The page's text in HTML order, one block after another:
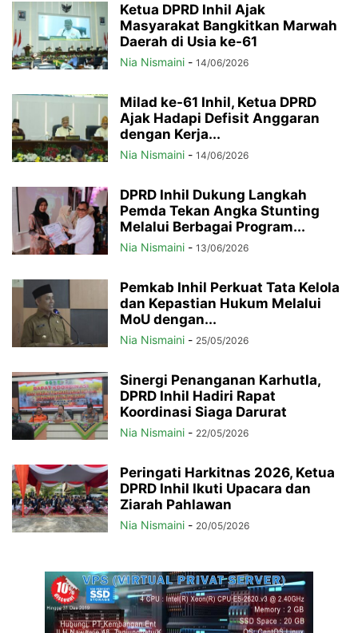
Ketua DPRD Inhil Ajak
Masyarakat Bangkitkan Marwah
Daerah di Usia ke-61
Nia Nismaini - 14/06/2026
Milad ke-61 Inhil, Ketua DPRD
Ajak Hadapi Defisit Anggaran
dengan Kerja...
Nia Nismaini - 14/06/2026
DPRD Inhil Dukung Langkah
Pemda Tekan Angka Stunting
Melalui Berbagai Program...
Nia Nismaini - 13/06/2026
Pemkab Inhil Perkuat Tata Kelola
dan Kepastian Hukum Melalui
MoU dengan...
Nia Nismaini - 25/05/2026
Sinergi Penanganan Karhutla,
DPRD Inhil Hadiri Rapat
Koordinasi Siaga Darurat
Nia Nismaini - 22/05/2026
Peringati Harkitnas 2026, Ketua
DPRD Inhil Ikuti Upacara dan
Ziarah Pahlawan
Nia Nismaini - 20/05/2026